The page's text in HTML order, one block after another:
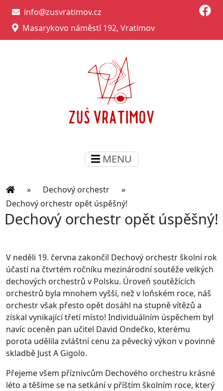
info@zusvratimov.cz
Masarykovo náměstí 192, Vratimov
MENU
» Dechový orchestr
»
Dechový orchestr opět úspěšný!
Dechový orchestr opět úspěšný!
V neděli 19. června zakončil Dechový orchestr školní rok
účastí na čtvrtém ročníku mezinárodní soutěže velkých
dechových orchestrů v Polsku. Úroveň soutěžících
orchestrů byla mnohem vyšší, než v loňském roce, náš
orchestr však přesto opět dosáhl na stupně vítězů a
získal vynikající třetí místo! Individuálním úspěchem byl
navíc oceněn pan učitel David Ondečko, kterému
porota udělila zvláštní cenu za pěvecký výkon v povinné
skladbě Just A Gigolo.
Přejeme všem příznivcům Dechového orchestru krásné
léto a těšíme se na setkání v příštím školním roce, který